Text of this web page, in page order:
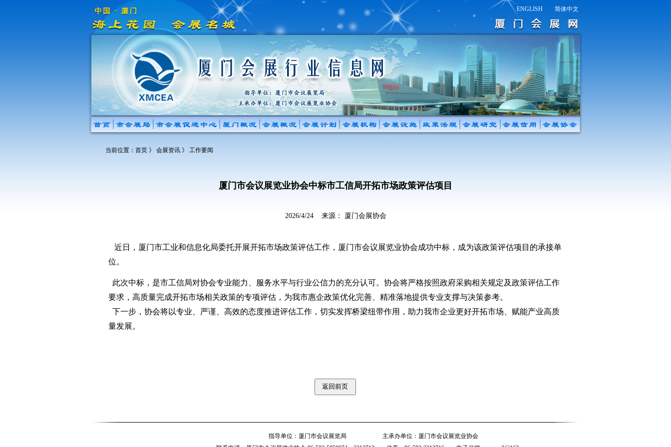
ENGLISH 简体中文
当前位置： 首页 》 会展资讯 》 工作要闻
厦门市会议展览业协会中标市工信局开拓市场政策评估项目
2026/4/24 来源： 厦门会展协会
近日，厦门市工业和信息化局委托开展开拓市场政策评估工作，厦门市会议展览业协会成功中标，成为该政策评估项目的承接单
位。
此次中标，是市工信局对协会专业能力、服务水平与行业公信力的充分认可。协会将严格按照政府采购相关规定及政策评估工作
要求，高质量完成开拓市场相关政策的专项评估，为我市惠企政策优化完善、精准落地提供专业支撑与决策参考。
下一步，协会将以专业、严谨、高效的态度推进评估工作，切实发挥桥梁纽带作用，助力我市企业更好开拓市场、赋能产业高质
量发展。
指导单位：厦门市会议展览局 主承办单位：厦门市会议展览业协会